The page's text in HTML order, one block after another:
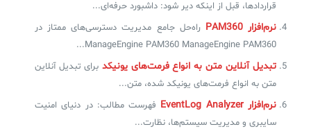
قراردادها، قبل از اینکه دیر شود: داشبورد حرفه‌ای...
نرم‌افزار PAM360
راه‌حل جامع مدیریت دسترسی‌های ممتاز در
ManageEngine PAM360 ManageEngine PAM360...
تبدیل آنلاین متن به انواع فرمت‌های یونیکد برای تبدیل آنلاین
متن به انواع فرمت‌های یونیکد شده، متن...
نرم‌افزار EventLog Analyzer
فهرست مطالب: در دنیای امنیت
سایبری و مدیریت سیستم‌ها، نظارت...